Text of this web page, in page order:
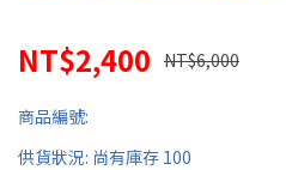
NT$2,400 NT$6,000
商品編號:
供貨狀況: 尚有庫存 100